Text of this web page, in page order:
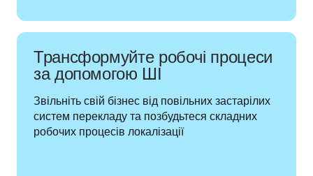
Трансформуйте робочі процеси
за допомогою ШІ
Звільніть свій бізнес від повільних застарілих
систем перекладу та позбудьтеся складних
робочих процесів локалізації